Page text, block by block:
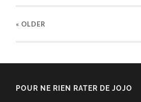
« OLDER
POUR NE RIEN RATER DE JOJO